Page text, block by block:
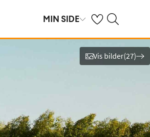
MIN SIDE Se dine sparte
Søk på ving.no
Vis bilder(27)